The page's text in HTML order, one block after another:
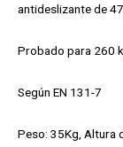
antideslizante de
Probado para 260
Según EN 131-7
Peso: 35Kg, Altura